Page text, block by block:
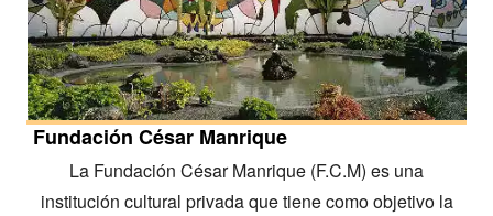
Fundación César Manrique
La Fundación César Manrique (F.C.M) es una
institución cultural privada que tiene como objetivo la